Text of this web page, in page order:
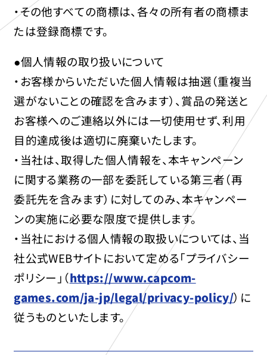
・その他すべての商標は、各々の所有者の商標ま
たは登録商標です。
●個人情報の取り扱いについて
・お客様からいただいた個人情報は抽選（重複当
選がないことの確認を含みます）、賞品の発送と
お客様へのご連絡以外には一切使用せず、利用
目的達成後は適切に廃棄いたします。
・当社は、取得した個人情報を、本キャンペーン
に関する業務の一部を委託している第三者（再
委託先を含みます）に対してのみ、本キャンペー
ンの実施に必要な限度で提供します。
・当社における個人情報の取扱いについては、当
社公式WEBサイトにおいて定める「プライバシー
ポリシー」（https://www.capcom-
games.com/ja-jp/legal/privacy-policy/）に
従うものといたします。